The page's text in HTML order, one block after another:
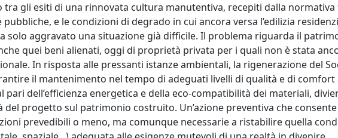
gli esiti di una rinnovata cultura manutentiva, recepiti dalla normativa
e le condizioni di degrado in cui ancora versa l’edilizia
solo aggravato una situazione già difficile. Il problema riguarda il
quei beni alienati, oggi di proprietà privata per i quali non è stata
In risposta alle pressanti istanze ambientali, la rigenerazione del
il mantenimento nel tempo di adeguati livelli di qualità e di comfort
dell’efficienza energetica e della eco-compatibilità dei materiali,
progetto sul patrimonio costruito. Un’azione preventiva che
prevedibili o meno, ma comunque necessarie a ristabilire quella